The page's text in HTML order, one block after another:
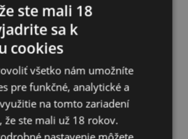
ste mali 18
sa k
cookies
všetko nám umožníte
pre funkčné, analytické a
na tomto zariadení
že ste mali už 18 rokov.